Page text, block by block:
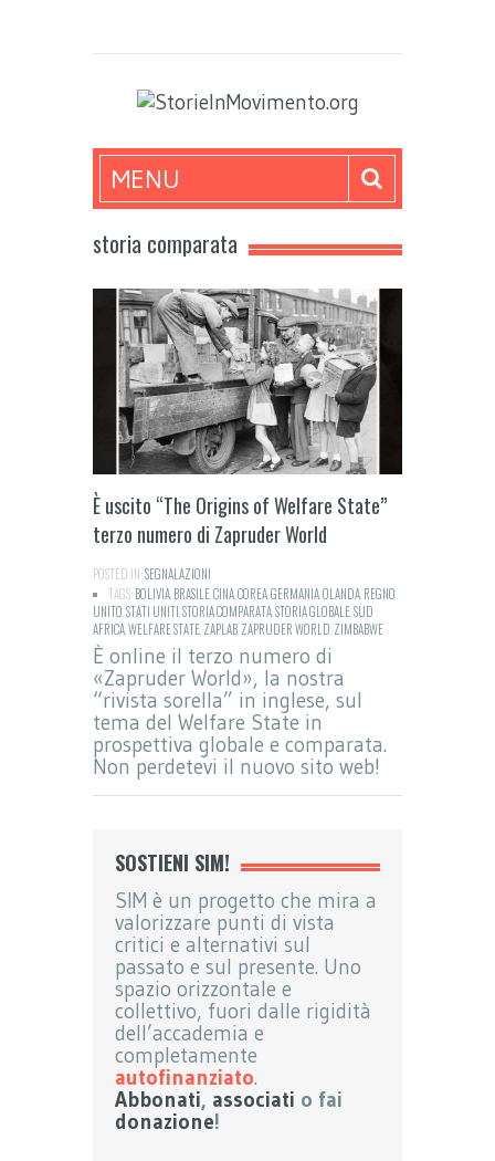
MENU
storia comparata
È uscito “The Origins of Welfare State”
terzo numero di Zapruder World
POSTED IN:SEGNALAZIONI
TAGS:BOLIVIA BRASILECINACOREAGERMANIAOLANDA REGNO
UNITO STATI UNITI STORIA COMPARATASTORIA GLOBALESUD
AFRICAWELFARE STATE ZAPLAB ZAPRUDER WORLD ZIMBABWE
È online il terzo numero di
«Zapruder World», la nostra
“rivista sorella” in inglese, sul
tema del Welfare State in
prospettiva globale e comparata.
Non perdetevi il nuovo sito web!
SOSTIENI SIM!
SIM è un progetto che mira a
valorizzare punti di vista
critici e alternativi sul
passato e sul presente. Uno
spazio orizzontale e
collettivo, fuori dalle rigidità
dell’accademia e
completamente
autofinanziato.
Abbonati, associati o fai
donazione!